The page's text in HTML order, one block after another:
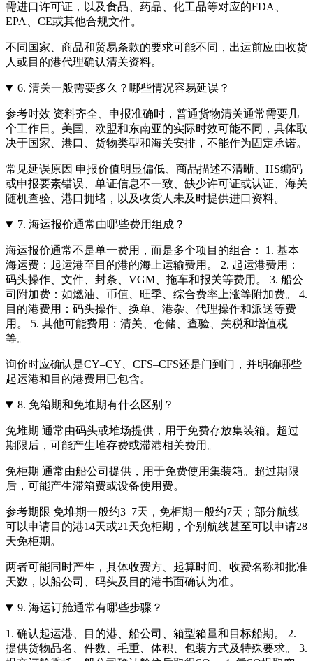
需进口许可证，以及食品、药品、化工品等对应的FDA、
EPA、CE或其他合规文件。
不同国家、商品和贸易条款的要求可能不同，出运前应由收货
人或目的港代理确认清关资料。
6. 清关一般需要多久？哪些情况容易延误？
参考时效 资料齐全、申报准确时，普通货物清关通常需要几
个工作日。美国、欧盟和东南亚的实际时效可能不同，具体取
决于国家、港口、货物类型和海关安排，不能作为固定承诺。
常见延误原因 申报价值明显偏低、商品描述不清晰、HS编码
或申报要素错误、单证信息不一致、缺少许可证或认证、海关
随机查验、港口拥堵，以及收货人未及时提供进口资料。
7. 海运报价通常由哪些费用组成？
海运报价通常不是单一费用，而是多个项目的组合： 1. 基本
海运费：起运港至目的港的海上运输费用。 2. 起运港费用：
码头操作、文件、封条、VGM、拖车和报关等费用。 3. 船公
司附加费：如燃油、币值、旺季、综合费率上涨等附加费。 4.
目的港费用：码头操作、换单、港杂、代理操作和派送等费
用。 5. 其他可能费用：清关、仓储、查验、关税和增值税
等。
询价时应确认是CY–CY、CFS–CFS还是门到门，并明确哪些
起运港和目的港费用已包含。
8. 免箱期和免堆期有什么区别？
免堆期 通常由码头或堆场提供，用于免费存放集装箱。超过
期限后，可能产生堆存费或滞港相关费用。
免柜期 通常由船公司提供，用于免费使用集装箱。超过期限
后，可能产生滞箱费或设备使用费。
参考期限 免堆期一般约3–7天，免柜期一般约7天；部分航线
可以申请目的港14天或21天免柜期，个别航线甚至可以申请28
天免柜期。
两者可能同时产生，具体收费方、起算时间、收费名称和批准
天数，以船公司、码头及目的港书面确认为准。
9. 海运订舱通常有哪些步骤？
1. 确认起运港、目的港、船公司、箱型箱量和目标船期。 2.
提供货物品名、件数、毛重、体积、包装方式及特殊要求。 3.